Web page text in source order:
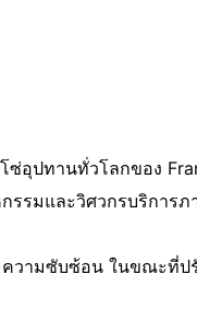
อุปทานทั่วโลกของ
รมและวิศวกรบริการภ
วามซับซ้อน ในขณะที่ป